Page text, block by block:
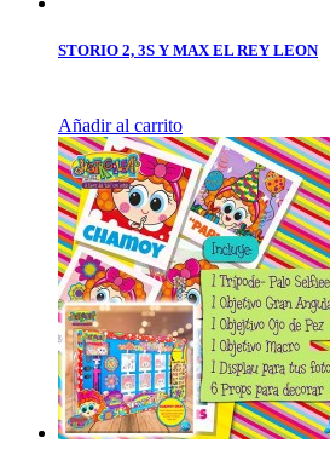
STORIO 2, 3S Y MAX EL REY LEON
Añadir al carrito